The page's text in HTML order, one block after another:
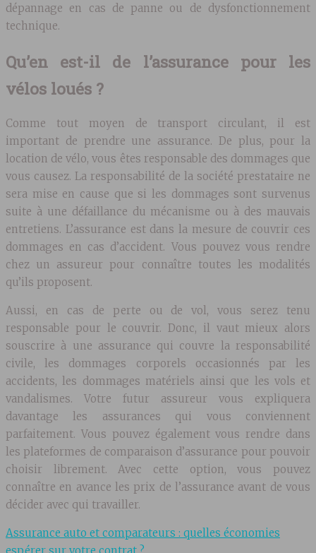
dépannage en cas de panne ou de dysfonctionnement
technique.
Qu’en est-il de l’assurance pour les
vélos loués ?
Comme tout moyen de transport circulant, il est
important de prendre une assurance. De plus, pour la
location de vélo, vous êtes responsable des dommages que
vous causez. La responsabilité de la société prestataire ne
sera mise en cause que si les dommages sont survenus
suite à une défaillance du mécanisme ou à des mauvais
entretiens. L’assurance est dans la mesure de couvrir ces
dommages en cas d’accident. Vous pouvez vous rendre
chez un assureur pour connaître toutes les modalités
qu’ils proposent.
Aussi, en cas de perte ou de vol, vous serez tenu
responsable pour le couvrir. Donc, il vaut mieux alors
souscrire à une assurance qui couvre la responsabilité
civile, les dommages corporels occasionnés par les
accidents, les dommages matériels ainsi que les vols et
vandalismes. Votre futur assureur vous expliquera
davantage les assurances qui vous conviennent
parfaitement. Vous pouvez également vous rendre dans
les plateformes de comparaison d’assurance pour pouvoir
choisir librement. Avec cette option, vous pouvez
connaître en avance les prix de l’assurance avant de vous
décider avec qui travailler.
Assurance auto et comparateurs : quelles économies